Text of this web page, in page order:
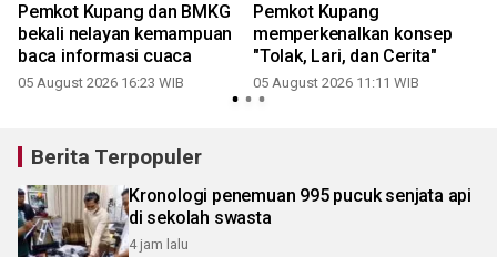
Pemkot Kupang dan BMKG
bekali nelayan kemampuan
baca informasi cuaca
05 August 2026 16:23 WIB
Pemkot Kupang
memperkenalkan konsep
"Tolak, Lari, dan Cerita"
05 August 2026 11:11 WIB
Berita Terpopuler
Kronologi penemuan 995 pucuk senjata api
di sekolah swasta
4 jam lalu